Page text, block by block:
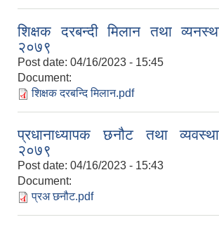
शिक्षक दरबन्दी मिलान तथा
२०७९
Post date: 04/16/2023 - 15:45
Document:
शिक्षक दरबन्दि मिलान.pdf
प्रधानाध्यापक छनौट तथा
२०७९
Post date: 04/16/2023 - 15:43
Document:
प्रअ छनौट.pdf